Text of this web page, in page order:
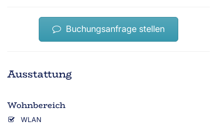
Buchungsanfrage stellen
Ausstattung
Wohnbereich
WLAN